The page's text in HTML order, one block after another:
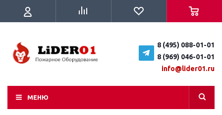
8 (495) 088-01-01
8 (969) 046-01-01
info@lider01.ru
МЕНЮ